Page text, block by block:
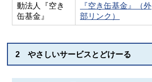
動法人『空き
缶基金』
『空き缶基金』（外
部リンク）
2 やさしいサービスとどけーる